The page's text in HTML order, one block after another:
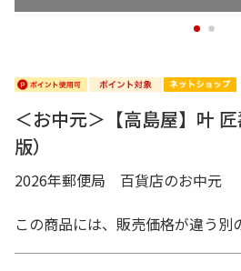
1 2
＜お中元＞【高島屋】叶
版）
2026年郵便局 百貨店のお中元
この商品には、販売価格が違う別